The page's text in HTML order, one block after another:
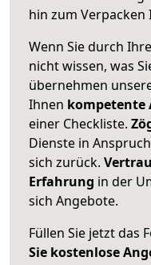
hin zum
Wenn Sie durch
nicht wissen, was
übernehmen
Ihnen kompetente
einer Checkliste.
Dienste in
sich zurück.
Erfahrung in der
sich Angebote.
Füllen Sie jetzt das
Sie kostenlose